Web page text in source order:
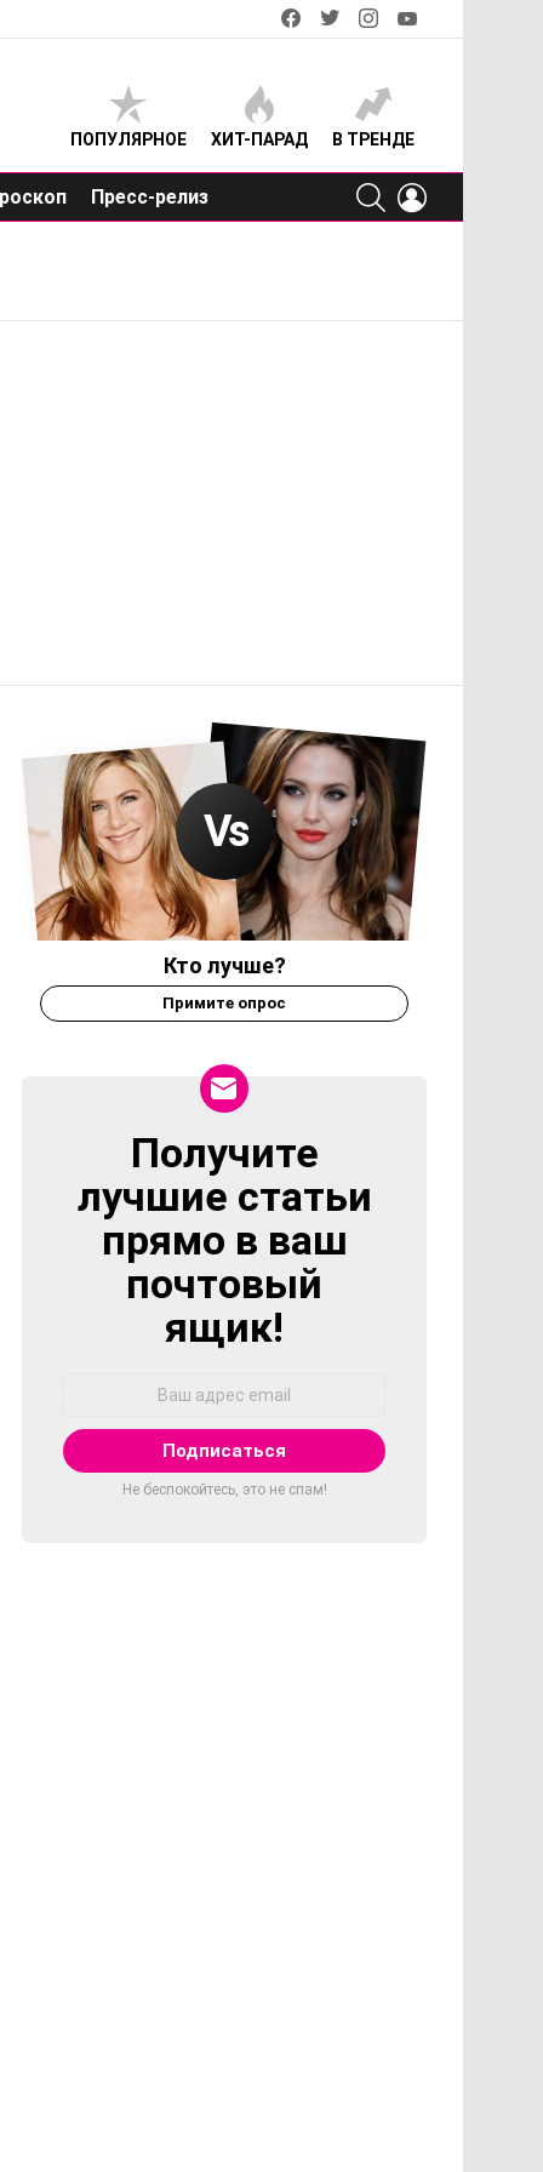
facebooktwitterinstagram
ПОПУЛЯРНОЕ ХИТ-ПАРАД В ТРЕНДЕ
Пресс-релиз
SEARCH
Кто лучше?
Примите опрос
NEWSLETTER
Получите
лучшие статьи
прямо в ваш
почтовый
ящик!
Не беспокойтесь, это не спам!